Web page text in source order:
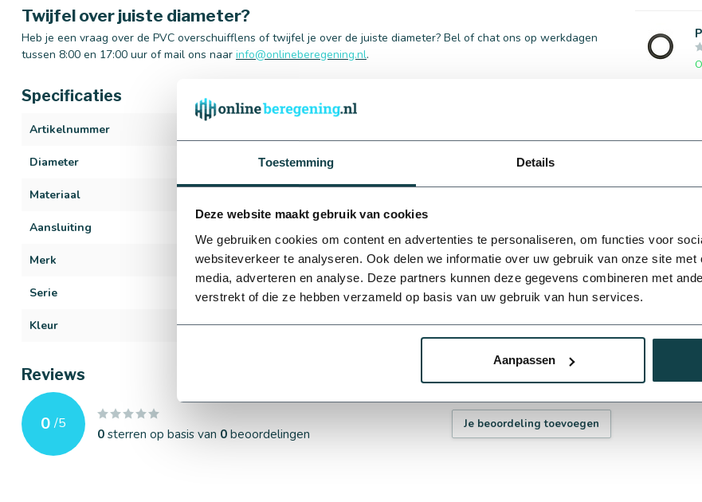
Toestemming Details
Deze website maakt gebruik van cookies
We gebruiken cookies om content en advertenties te personaliseren, om functies voor
websiteverkeer te analyseren. Ook delen we informatie over uw gebruik van onze site
media, adverteren en analyse. Deze partners kunnen deze gegevens combineren met
verstrekt of die ze hebben verzameld op basis van uw gebruik van hun services.
Aanpassen
Twijfel over juiste diameter?
Heb je een vraag over de PVC overschuifflens of twijfel je over de juiste diameter? Bel of chat ons op werkdagen
tussen 8:00 en 17:00 uur of mail ons naar info@onlineberegening.nl.
Specificaties
Artikelnummer
Diameter 75 t/m 160 mm
Materiaal
Aansluiting
Merk Plasson
Serie Overschuifflens
Kleur Grijs
Reviews
0 /5
0sterren op basis van 0beoordelingen
Je beoordeling toevoegen